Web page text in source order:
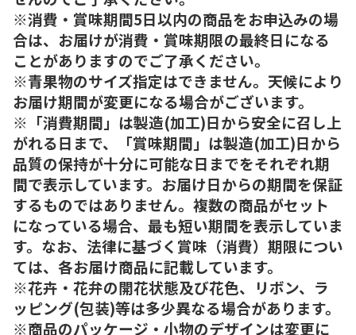
※消費・賞味期間5日以内の商品をお申込みの場
合は、お届けが消費・賞味期限の最終日になる
ことがありますのでご了承ください。
※青果物のサイズ指定はできません。天候により
お届け期間が変更になる場合がございます。
※「消費期間」は製造(加工)日から安全に召し上
がれる日まで、「賞味期間」は製造(加工)日から
品質の保持が十分に可能な日までをそれぞれ期
間で表示しています。お届け日からの期間を保証
するものではありません。複数の商品がセット
になっている場合、最も短い期間を表示していま
す。なお、法律に基づく賞味（消費）期限につい
ては、各お届け商品に記載しています。
※花卉・花弁の開花状態及び花色、リボン、ラ
ッピング(包装)等は多少異なる場合があります。
※商品のパッケージ・小物のデザインは変更に